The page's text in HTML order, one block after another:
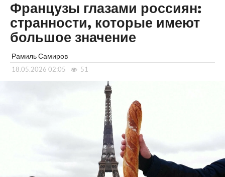
Французы глазами россиян:
странности, которые имеют
большое значение
Рамиль Самиров
18.05.2026 02:05 51